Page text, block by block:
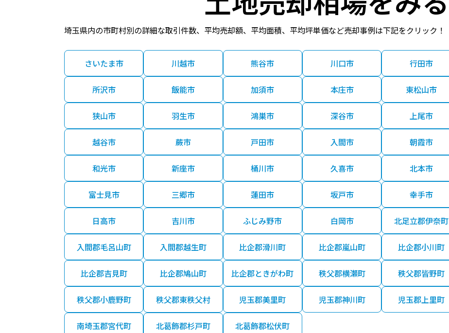
埼玉県内の市町村別の詳細な取引件数、平均売却額、平均面積、平均坪単価など売却事例は下記をクリック！
さいたま市 川越市 熊谷市 川口市 行田市
所沢市 飯能市 加須市 本庄市 東松山市
狭山市 羽生市 鴻巣市 深谷市 上尾市
越谷市 蕨市 戸田市 入間市 朝霞市
和光市 新座市 桶川市 久喜市 北本市
富士見市 三郷市 蓮田市 坂戸市 幸手市
日高市 吉川市 ふじみ野市 白岡市 北足立郡伊奈町
入間郡毛呂山町 入間郡越生町 比企郡滑川町 比企郡嵐山町 比企郡小川町
比企郡吉見町 比企郡鳩山町 比企郡ときがわ町 秩父郡横瀬町 秩父郡皆野町
秩父郡小鹿野町 秩父郡東秩父村 児玉郡美里町 児玉郡神川町 児玉郡上里町
南埼玉郡宮代町 北葛飾郡杉戸町 北葛飾郡松伏町